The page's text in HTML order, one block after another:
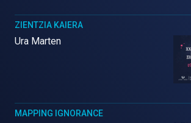
ZIENTZIA KAIERA
Ura Marten
MAPPING IGNORANCE